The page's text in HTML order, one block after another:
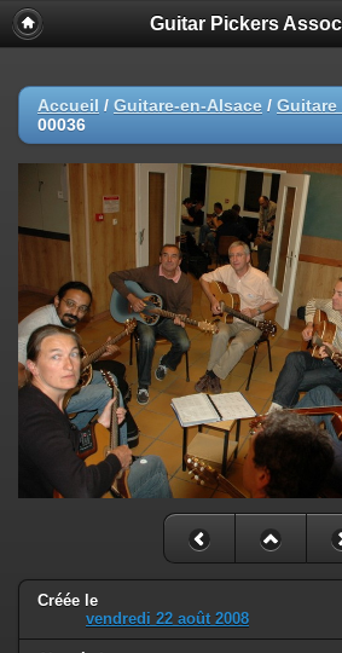
Guitar Pickers
Accueil / Guitare-en-Alsace / Guitare
00036
Créée le
vendredi 22 août 2008